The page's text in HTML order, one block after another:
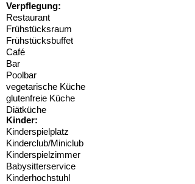
Verpflegung:
Restaurant
Frühstücksraum
Frühstücksbuffet
Café
Bar
Poolbar
vegetarische Küche
glutenfreie Küche
Diätküche
Kinder:
Kinderspielplatz
Kinderclub/Miniclub
Kinderspielzimmer
Babysitterservice
Kinderhochstuhl